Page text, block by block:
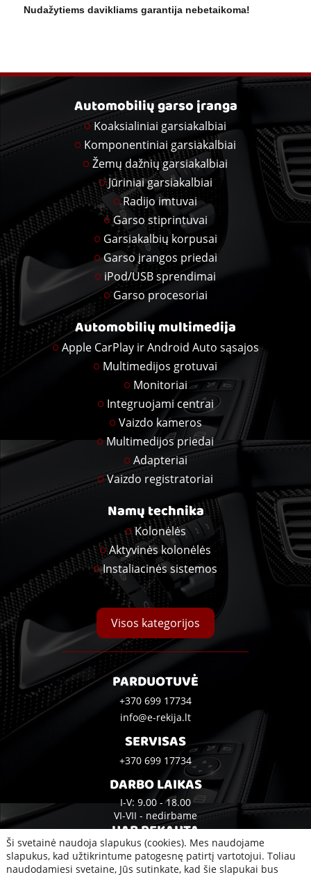
Nudažytiems davikliams garantija nebetaikoma!
Automobilių garso įranga
Koaksialiniai garsiakalbiai
Komponentiniai garsiakalbiai
Žemų dažnių garsiakalbiai
Jūriniai garsiakalbiai
Radijo imtuvai
Garso stiprintuvai
Garsiakalbių korpusai
Garso įrangos priedai
iPod/USB sprendimai
Garso procesoriai
Automobilių multimedija
Apple CarPlay ir Android Auto sąsajos
Multimedijos grotuvai
Monitoriai
Integruojami centrai
Vaizdo kameros
Multimedijos priedai
Adapteriai
Vaizdo registratoriai
Namų technika
Kolonėlės
Aktyvinės kolonėlės
Instaliacinės sistemos
Visos kategorijos
PARDUOTUVĖ
+370 699 17734
info@e-rekija.lt
SERVISAS
+370 699 17734
DARBO LAIKAS
I-V: 9.00 - 18.00
VI-VII - nedirbame
UAB REKAUTA
Bijūnų g. 10A, Klaipėda
Ši svetainė naudoja slapukus (cookies). Mes naudojame
slapukus, kad užtikrintume patogesnę patirtį vartotojui. Toliau
naudodamiesi svetaine, Jūs sutinkate, kad šie slapukai bus